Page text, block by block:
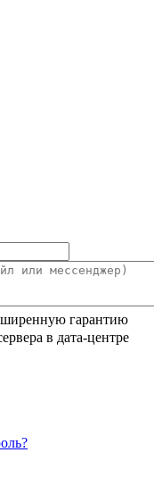
гарантию
в дата-центре